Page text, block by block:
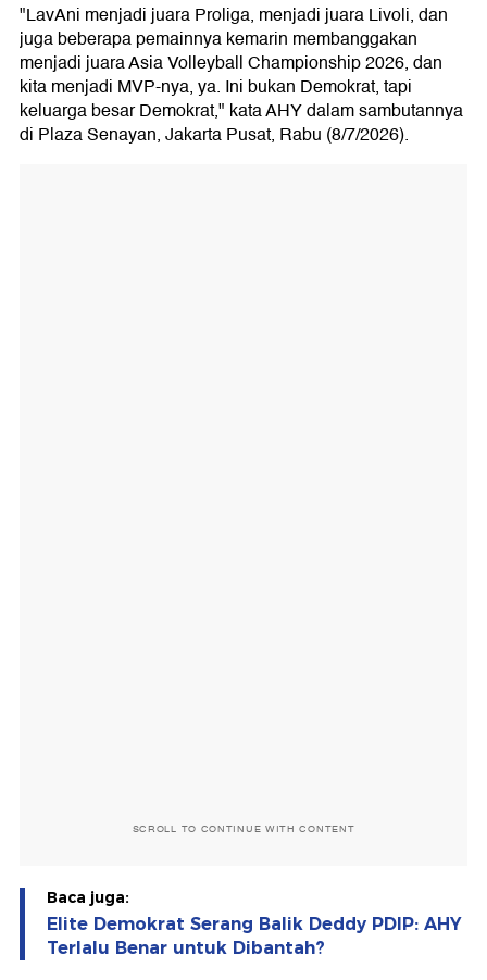
"LavAni menjadi juara Proliga, menjadi juara Livoli, dan
juga beberapa pemainnya kemarin membanggakan
menjadi juara Asia Volleyball Championship 2026, dan
kita menjadi MVP-nya, ya. Ini bukan Demokrat, tapi
keluarga besar Demokrat," kata AHY dalam sambutannya
di Plaza Senayan, Jakarta Pusat, Rabu (8/7/2026).
SCROLL TO CONTINUE WITH CONTENT
Baca juga:
Elite Demokrat Serang Balik Deddy PDIP: AHY
Terlalu Benar untuk Dibantah?